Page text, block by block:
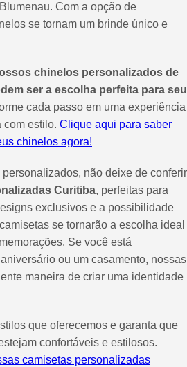
Com a opção de
se tornam um brinde único e
chinelos personalizados de
ser a escolha perfeita para seu
cada passo em uma experiência
com estilo. Clique aqui para saber
chinelos agora!
não deixe de conferir
Curitiba, perfeitas para
exclusivos e a possibilidade
se tornarão a escolha ideal
Se você está
ou um casamento, nossas
maneira de criar uma identidade
que oferecemos e garanta que
confortáveis e estilosos.
camisetas personalizadas